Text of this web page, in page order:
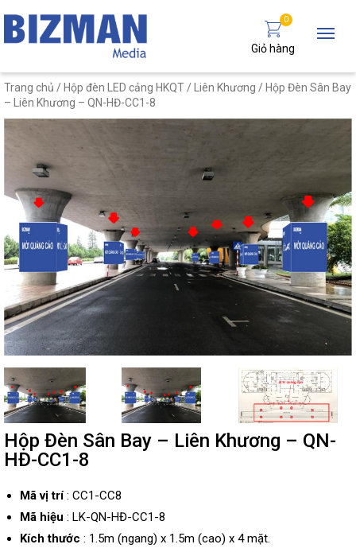
0
Giỏ hàng
Trang chủ / Hộp đèn LED cảng HKQT / Liên Khương / Hộp Đèn Sân Bay
– Liên Khương – QN-HĐ-CC1-8
Hộp Đèn Sân Bay – Liên Khương – QN-
HĐ-CC1-8
Mã vị trí: CC1-CC8
Mã hiệu : LK-QN-HĐ-CC1-8
Kích thước : 1.5m (ngang) x 1.5m (cao) x 4 mặt.